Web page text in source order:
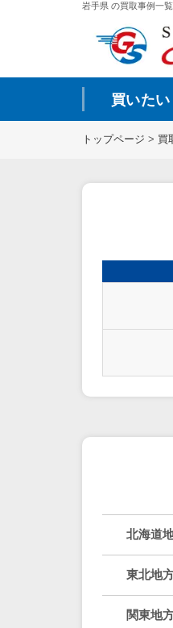
岩手県 の買取事例一覧
買いたい
トップページ > 買
北海道
東北地
関東地